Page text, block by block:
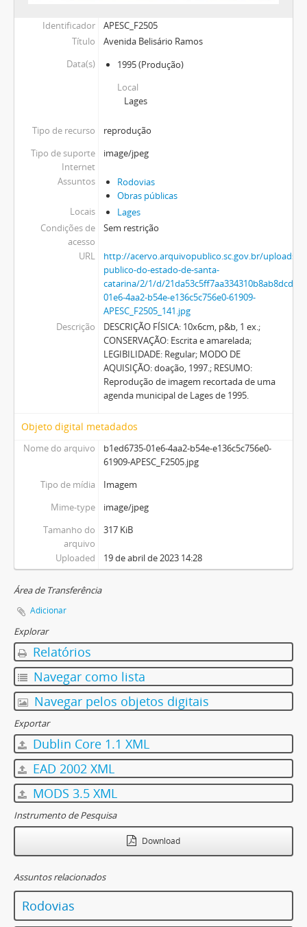
Identificador
APESC_F2505
Título
Avenida Belisário Ramos
Data(s)
1995(Produção)
Local
Lages
Tipo de recurso
reprodução
Tipo de suporte
Internet
image/jpeg
Assuntos
Rodovias
Obras públicas
Locais
Lages
Condições de
acesso
Sem restrição
URL
http://acervo.arquivopublico.sc.gov.br/uploads/
publico-do-estado-de-santa-
catarina/2/1/d/
01e6-4aa2-b54e-e136c5c756e0-61909-
APESC_F2505_141.jpg
Descrição
DESCRIÇÃO FÍSICA: 10x6cm, p&b, 1 ex.;
CONSERVAÇÃO: Escrita e amarelada;
LEGIBILIDADE: Regular; MODO DE
AQUISIÇÃO: doação, 1997.; RESUMO:
Reprodução de imagem recortada de uma
agenda municipal de Lages de 1995.
Objeto digital metadados
Nome do arquivo
b1ed6735-01e6-4aa2-b54e-e136c5c756e0-
61909-APESC_F2505.jpg
Tipo de mídia
Imagem
Mime-type
image/jpeg
Tamanho do
arquivo
317 KiB
Uploaded 19 de abril de 2023 14:28
Área de Transferência
Adicionar
Explorar
Relatórios
Navegar como lista
Navegar pelos objetos digitais
Exportar
Dublin Core 1.1 XML
EAD 2002 XML
MODS 3.5 XML
Instrumento de Pesquisa
Download
Assuntos relacionados
Rodovias